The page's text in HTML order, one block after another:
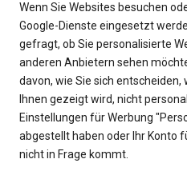
Wenn Sie Websites besuchen
Google-Dienste eingesetzt
gefragt, ob Sie personalisierte
anderen Anbietern sehen
davon, wie Sie sich entscheiden,
Ihnen gezeigt wird, nicht
Einstellungen für Werbung
abgestellt haben oder Ihr Konto
nicht in Frage kommt.